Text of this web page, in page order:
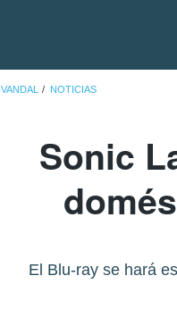
VANDAL NOTICIAS
Sonic
El Blu-ray se hará